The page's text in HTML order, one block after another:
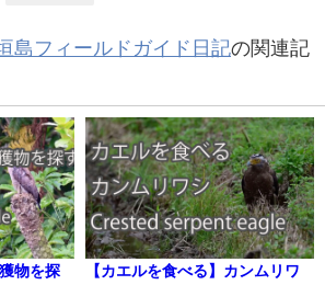
島フィールドガイド日記の関連記
物を探
【カエルを食べる】カンムリワ